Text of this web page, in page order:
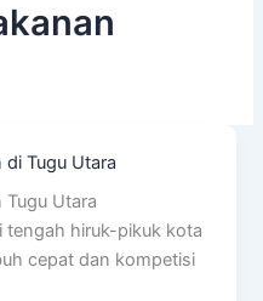
Tugu Utara
Utara
tengah hiruk-pikuk kota
cepat dan kompetisi